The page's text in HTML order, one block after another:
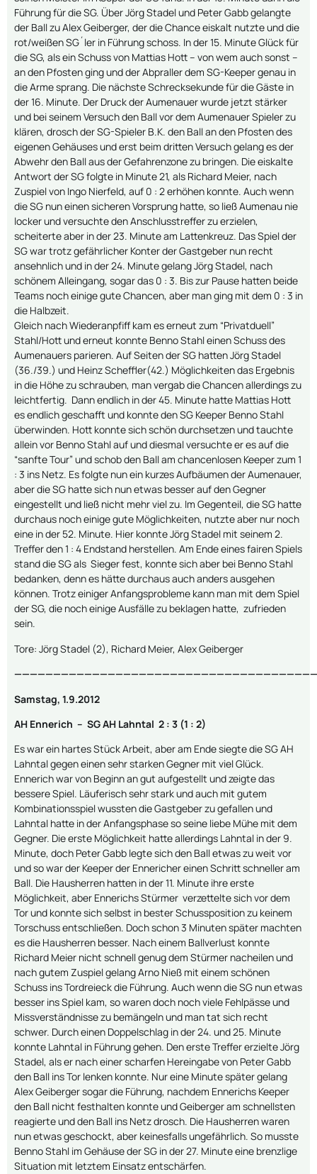
Führung für die SG. Über Jörg Stadel und Peter Gabb gelangte
der Ball zu Alex Geiberger, der die Chance eiskalt nutzte und die
rot/weißen SG´ler in Führung schoss. In der 15. Minute Glück für
die SG, als ein Schuss von Mattias Hott – von wem auch sonst –
an den Pfosten ging und der Abpraller dem SG-Keeper genau in
die Arme sprang. Die nächste Schrecksekunde für die Gäste in
der 16. Minute. Der Druck der Aumenauer wurde jetzt stärker
und bei seinem Versuch den Ball vor dem Aumenauer Spieler zu
klären, drosch der SG-Spieler B.K. den Ball an den Pfosten des
eigenen Gehäuses und erst beim dritten Versuch gelang es der
Abwehr den Ball aus der Gefahrenzone zu bringen. Die eiskalte
Antwort der SG folgte in Minute 21, als Richard Meier, nach
Zuspiel von Ingo Nierfeld, auf 0 : 2 erhöhen konnte. Auch wenn
die SG nun einen sicheren Vorsprung hatte, so ließ Aumenau nie
locker und versuchte den Anschlusstreffer zu erzielen,
scheiterte aber in der 23. Minute am Lattenkreuz. Das Spiel der
SG war trotz gefährlicher Konter der Gastgeber nun recht
ansehnlich und in der 24. Minute gelang Jörg Stadel, nach
schönem Alleingang, sogar das 0 : 3. Bis zur Pause hatten beide
Teams noch einige gute Chancen, aber man ging mit dem 0 : 3 in
die Halbzeit.
Gleich nach Wiederanpfiff kam es erneut zum “Privatduell”
Stahl/Hott und erneut konnte Benno Stahl einen Schuss des
Aumenauers parieren. Auf Seiten der SG hatten Jörg Stadel
(36./39.) und Heinz Scheffler(42.) Möglichkeiten das Ergebnis
in die Höhe zu schrauben, man vergab die Chancen allerdings zu
leichtfertig. Dann endlich in der 45. Minute hatte Mattias Hott
es endlich geschafft und konnte den SG Keeper Benno Stahl
überwinden. Hott konnte sich schön durchsetzen und tauchte
allein vor Benno Stahl auf und diesmal versuchte er es auf die
“sanfte Tour” und schob den Ball am chancenlosen Keeper zum 1
: 3 ins Netz. Es folgte nun ein kurzes Aufbäumen der Aumenauer,
aber die SG hatte sich nun etwas besser auf den Gegner
eingestellt und ließ nicht mehr viel zu. Im Gegenteil, die SG hatte
durchaus noch einige gute Möglichkeiten, nutzte aber nur noch
eine in der 52. Minute. Hier konnte Jörg Stadel mit seinem 2.
Treffer den 1 : 4 Endstand herstellen. Am Ende eines fairen Spiels
stand die SG als Sieger fest, konnte sich aber bei Benno Stahl
bedanken, denn es hätte durchaus auch anders ausgehen
können. Trotz einiger Anfangsprobleme kann man mit dem Spiel
der SG, die noch einige Ausfälle zu beklagen hatte, zufrieden
sein.
Tore: Jörg Stadel (2), Richard Meier, Alex Geiberger
Samstag, 1.9.2012
AH Ennerich – SG AH Lahntal 2 : 3 (1 : 2)
Es war ein hartes Stück Arbeit, aber am Ende siegte die SG AH
Lahntal gegen einen sehr starken Gegner mit viel Glück.
Ennerich war von Beginn an gut aufgestellt und zeigte das
bessere Spiel. Läuferisch sehr stark und auch mit gutem
Kombinationsspiel wussten die Gastgeber zu gefallen und
Lahntal hatte in der Anfangsphase so seine liebe Mühe mit dem
Gegner. Die erste Möglichkeit hatte allerdings Lahntal in der 9.
Minute, doch Peter Gabb legte sich den Ball etwas zu weit vor
und so war der Keeper der Ennericher einen Schritt schneller am
Ball. Die Hausherren hatten in der 11. Minute ihre erste
Möglichkeit, aber Ennerichs Stürmer verzettelte sich vor dem
Tor und konnte sich selbst in bester Schussposition zu keinem
Torschuss entschließen. Doch schon 3 Minuten später machten
es die Hausherren besser. Nach einem Ballverlust konnte
Richard Meier nicht schnell genug dem Stürmer nacheilen und
nach gutem Zuspiel gelang Arno Nieß mit einem schönen
Schuss ins Tordreieck die Führung. Auch wenn die SG nun etwas
besser ins Spiel kam, so waren doch noch viele Fehlpässe und
Missverständnisse zu bemängeln und man tat sich recht
schwer. Durch einen Doppelschlag in der 24. und 25. Minute
konnte Lahntal in Führung gehen. Den erste Treffer erzielte Jörg
Stadel, als er nach einer scharfen Hereingabe von Peter Gabb
den Ball ins Tor lenken konnte. Nur eine Minute später gelang
Alex Geiberger sogar die Führung, nachdem Ennerichs Keeper
den Ball nicht festhalten konnte und Geiberger am schnellsten
reagierte und den Ball ins Netz drosch. Die Hausherren waren
nun etwas geschockt, aber keinesfalls ungefährlich. So musste
Benno Stahl im Gehäuse der SG in der 27. Minute eine brenzlige
Situation mit letztem Einsatz entschärfen.